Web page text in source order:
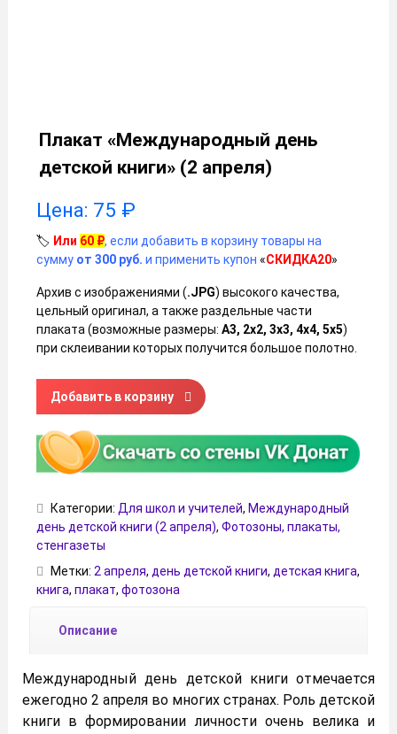
Плакат «Международный день
детской книги» (2 апреля)
Цена: 75 ₽
🏷️ Или 60 ₽, если добавить в корзину товары на
сумму от 300 руб. и применить купон «СКИДКА20»
Архив с изображениями (.JPG) высокого качества,
цельный оригинал, а также раздельные части
плаката (возможные размеры: А3, 2х2, 3х3, 4х4, 5х5)
при склеивании которых получится большое полотно.
Количество товара Плакат «Международный день
Добавить в корзину
Категории: Для школ и учителей, Международный
день детской книги (2 апреля), Фотозоны, плакаты,
стенгазеты
Метки: 2 апреля, день детской книги, детская книга,
книга, плакат, фотозона
Описание
Международный день детской книги отмечается
ежегодно 2 апреля во многих странах. Роль детской
книги в формировании личности очень велика и